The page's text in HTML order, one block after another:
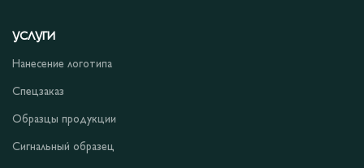
УСЛУГИ
Нанесение логотипа
Спецзаказ
Образцы продукции
Сигнальный образец